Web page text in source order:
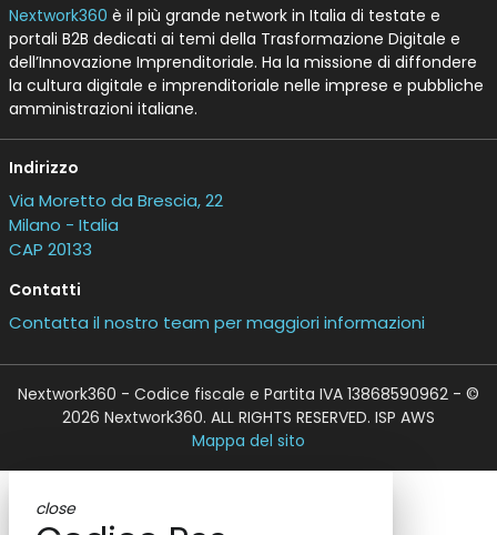
Nextwork360 è il più grande network in Italia di testate e
portali B2B dedicati ai temi della Trasformazione Digitale e
dell’Innovazione Imprenditoriale. Ha la missione di diffondere
la cultura digitale e imprenditoriale nelle imprese e pubbliche
amministrazioni italiane.
Indirizzo
Via Moretto da Brescia, 22
Milano - Italia
CAP 20133
Contatti
Contatta il nostro team per maggiori informazioni
Nextwork360 - Codice fiscale e Partita IVA 13868590962 - ©
2026 Nextwork360. ALL RIGHTS RESERVED. ISP AWS
Mappa del sito
close